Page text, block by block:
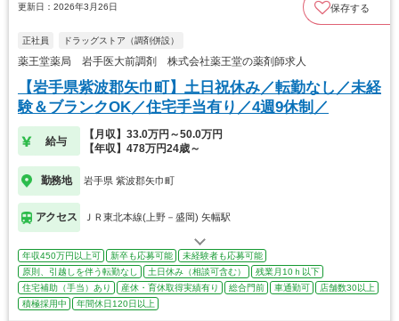
更新日：2026年3月26日 保存する
正社員 ドラッグストア（調剤併設）
薬王堂薬局 岩手医大前調剤 株式会社薬王堂の薬剤師求人
【岩手県紫波郡矢巾町】土日祝休み／転勤なし／未経
験＆ブランクOK／住宅手当有り／4週9休制／
給与
【月収】33.0万円～50.0万円
【年収】478万円24歳～
勤務地 岩手県 紫波郡矢巾町
アクセス ＪＲ東北本線(上野－盛岡) 矢幅駅
年収450万円以上可 新卒も応募可能
未経験者も応募可能
原則、引越しを伴う転勤なし
土日休み（相談可含む）
残業月10ｈ以下
住宅補助（手当）あり
産休・育休取得実績有り 総合門前 車通勤可
店舗数30以上
積極採用中
年間休日120日以上